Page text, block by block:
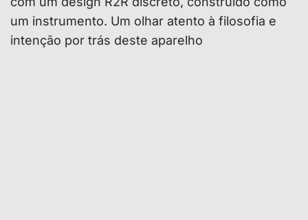
um instrumento. Um olhar atento à filosofia e
intenção por trás deste aparelho